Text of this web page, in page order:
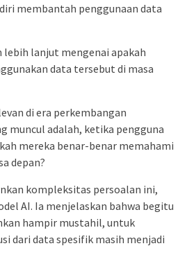
membantah penggunaan data
lanjut mengenai apakah
data tersebut di masa
di era perkembangan
muncul adalah, ketika pengguna
mereka benar-benar memahami
depan?
kompleksitas persoalan ini,
AI. Ia menjelaskan bahwa begitu
hampir mustahil, untuk
dari data spesifik masih menjadi